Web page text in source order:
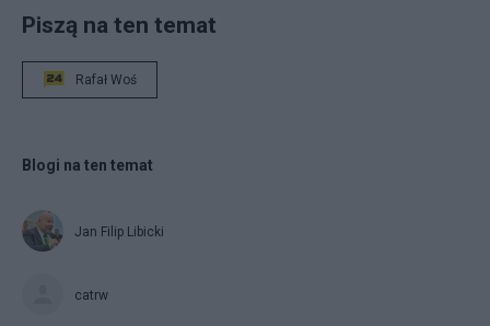
Piszą na ten temat
Rafał Woś
Blogi na ten temat
Jan Filip Libicki
catrw